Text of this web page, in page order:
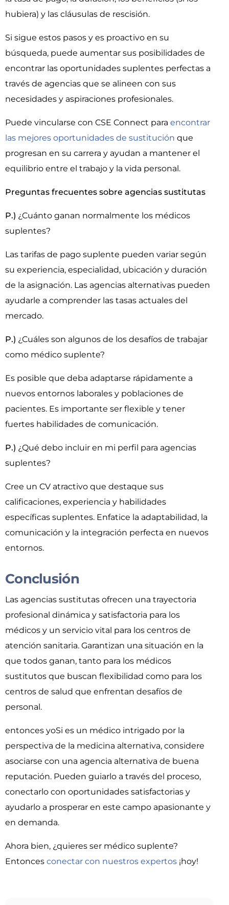
hubiera) y las cláusulas de rescisión.
Si sigue estos pasos y es proactivo en su
búsqueda, puede aumentar sus posibilidades de
encontrar las oportunidades suplentes perfectas a
través de agencias que se alineen con sus
necesidades y aspiraciones profesionales.
Puede vincularse con CSE Connect para encontrar
las mejores oportunidades de sustitución que
progresan en su carrera y ayudan a mantener el
equilibrio entre el trabajo y la vida personal.
Preguntas frecuentes sobre agencias sustitutas
P.) ¿Cuánto ganan normalmente los médicos
suplentes?
Las tarifas de pago suplente pueden variar según
su experiencia, especialidad, ubicación y duración
de la asignación. Las agencias alternativas pueden
ayudarle a comprender las tasas actuales del
mercado.
P.) ¿Cuáles son algunos de los desafíos de trabajar
como médico suplente?
Es posible que deba adaptarse rápidamente a
nuevos entornos laborales y poblaciones de
pacientes. Es importante ser flexible y tener
fuertes habilidades de comunicación.
P.) ¿Qué debo incluir en mi perfil para agencias
suplentes?
Cree un CV atractivo que destaque sus
calificaciones, experiencia y habilidades
específicas suplentes. Enfatice la adaptabilidad, la
comunicación y la integración perfecta en nuevos
entornos.
Conclusión
Las agencias sustitutas ofrecen una trayectoria
profesional dinámica y satisfactoria para los
médicos y un servicio vital para los centros de
atención sanitaria. Garantizan una situación en la
que todos ganan, tanto para los médicos
sustitutos que buscan flexibilidad como para los
centros de salud que enfrentan desafíos de
personal.
entonces yoSi es un médico intrigado por la
perspectiva de la medicina alternativa, considere
asociarse con una agencia alternativa de buena
reputación. Pueden guiarlo a través del proceso,
conectarlo con oportunidades satisfactorias y
ayudarlo a prosperar en este campo apasionante y
en demanda.
Ahora bien, ¿quieres ser médico suplente?
Entonces conectar con nuestros expertos ¡hoy!